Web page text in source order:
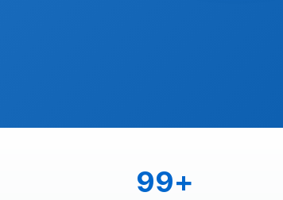
99+